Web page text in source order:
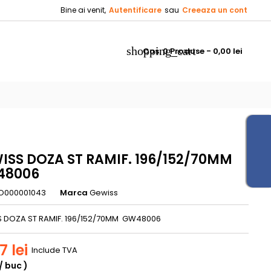
Bine ai venit, Autentificare sau Creeaza un cont
shopping_cart
Cos:0Produse - 0,00 lei
DOZA ST RAMIF. 196/152/70MM
Marca Gewiss
DOZA ST RAMIF. 196/152/70MM GW48006
lei
buc )
Include TVA